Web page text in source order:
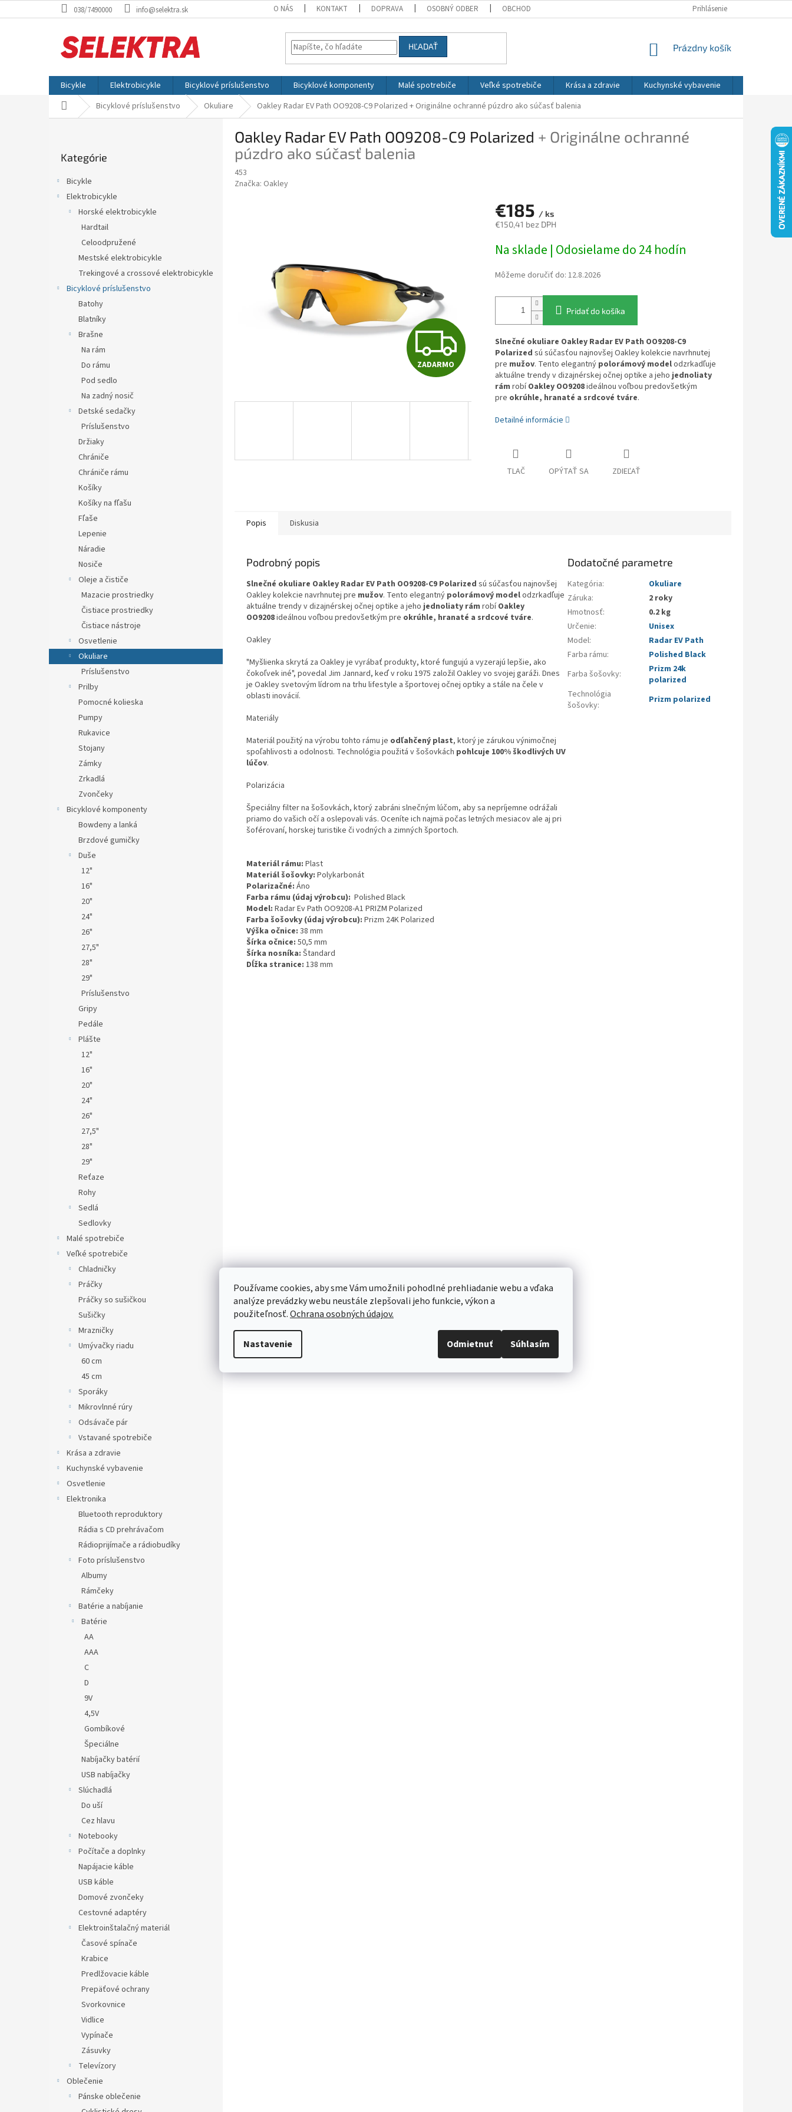
Používame cookies, aby sme Vám umožnili pohodlné prehliadanie webu a vďaka
analýze prevádzky webu neustále zlepšovali jeho funkcie, výkon a
použiteľnosť.Ochrana osobných údajov.
Nastavenie Odmietnuť Súhlasím
na
038/7490000 info@selektra.sk O NÁS KONTAKT DOPRAVA OSOBNÝ ODBER OBCHODNÉ PODMIENKY OCHRANA OSOBNÝCH ÚDAJOV REKLAMÁCIE
Prihlásenie
HĽADAŤ
NÁKUPNÝ
Prázdny košík
Bicykle Elektrobicykle Bicyklové príslušenstvo Bicyklové komponenty Malé spotrebiče Veľké spotrebiče Krása a zdravie Kuchynské vybavenie
DomovBicyklové príslušenstvo Okuliare Oakley Radar EV Path OO9208-C9 Polarized + Originálne ochranné púzdro ako súčasť balenia
kategórie
Kategórie
Bicykle
Elektrobicykle
Horské elektrobicykle
Hardtail
Celoodpružené
Mestské elektrobicykle
Trekingové a crossové elektrobicykle
Bicyklové príslušenstvo
Batohy
Blatníky
Brašne
Na rám
Do rámu
Pod sedlo
Na zadný nosič
Detské sedačky
Príslušenstvo
Držiaky
Chrániče
Chrániče rámu
Košíky
Košíky na fľašu
Fľaše
Lepenie
Náradie
Nosiče
Oleje a čističe
Mazacie prostriedky
Čistiace prostriedky
Čistiace nástroje
Osvetlenie
Okuliare
Príslušenstvo
Prilby
Pomocné kolieska
Pumpy
Rukavice
Stojany
Zámky
Zrkadlá
Zvončeky
Bicyklové komponenty
Bowdeny a lanká
Brzdové gumičky
Duše
12"
16"
20"
24"
26"
27,5"
28"
29"
Príslušenstvo
Gripy
Pedále
Plášte
12"
16"
20"
24"
26"
27,5"
28"
29"
Reťaze
Rohy
Sedlá
Sedlovky
Malé spotrebiče
Veľké spotrebiče
Chladničky
Práčky
Práčky so sušičkou
Sušičky
Mrazničky
Umývačky riadu
60 cm
45 cm
Sporáky
Mikrovlnné rúry
Odsávače pár
Vstavané spotrebiče
Krása a zdravie
Kuchynské vybavenie
Osvetlenie
Elektronika
Bluetooth reproduktory
Rádia s CD prehrávačom
Rádioprijímače a rádiobudíky
Foto príslušenstvo
Albumy
Rámčeky
Batérie a nabíjanie
Batérie
AA
AAA
C
D
9V
4,5V
Gombíkové
Špeciálne
Nabíjačky batérií
USB nabíjačky
Slúchadlá
Do uší
Cez hlavu
Notebooky
Počítače a doplnky
Napájacie káble
USB káble
Domové zvončeky
Cestovné adaptéry
Elektroinštalačný materiál
Časové spínače
Krabice
Predlžovacie káble
Prepäťové ochrany
Svorkovnice
Vidlice
Vypínače
Zásuvky
Televízory
Oblečenie
Pánske oblečenie
Oakley Radar EV Path OO9208-C9 Polarized + Originálne ochranné
púzdro ako súčasť balenia
453
Značka: Oakley
Z
A
A
O
ZADARMO
€185 / ks
€150,41 bez DPH
cena:
Na sklade | Odosielame do 24 hodín
Môžeme doručiť do: 12.8.2026
Pridať do košíka
Slnečné okuliare Oakley Radar EV Path OO9208-C9
Polarized sú súčasťou najnovšej Oakley kolekcie navrhnutej
pre mužov. Tento elegantný polorámový modelodzrkadľuje
aktuálne trendy v dizajnérskej očnej optike a jehojednoliaty
rám robíOakley OO9208ideálnou voľbou predovšetkým
pre okrúhle, hranaté a srdcové tváre.
Detailné informácie
TLAČ OPÝTAŤ SA ZDIEĽAŤ
Popis Diskusia
Podrobný popis
Slnečné okuliare Oakley Radar EV Path OO9208-C9 Polarized sú súčasťou najnovšej
Oakley kolekcie navrhnutej pre mužov. Tento elegantný polorámový modelodzrkadľuje
aktuálne trendy v dizajnérskej očnej optike a jehojednoliaty rám robíOakley
OO9208ideálnou voľbou predovšetkým pre okrúhle, hranaté a srdcové tváre.
Oakley
"Myšlienka skrytá za Oakley je vyrábať produkty, ktoré fungujú a vyzerajú lepšie, ako
čokoľvek iné", povedal Jim Jannard, keď v roku 1975 založil Oakley vo svojej garáži. Dnes
je Oakley svetovým lídrom na trhu lifestyle a športovej očnej optiky a stále na čele v
oblasti inovácií.
Materiály
Materiál použitý na výrobu tohto rámu je odľahčený plast, ktorý je zárukou výnimočnej
spoľahlivosti a odolnosti. Technológia použitá v šošovkách pohlcuje 100% škodlivých UV
lúčov.
Polarizácia
Špeciálny filter na šošovkách, ktorý zabráni slnečným lúčom, aby sa nepríjemne odrážali
priamo do vašich očí a oslepovali vás. Oceníte ich najmä počas letných mesiacov ale aj pri
šoférovaní, horskej turistike či vodných a zimných športoch.
Materiál rámu: Plast
Materiál šošovky: Polykarbonát
Polarizačné: Áno
Farba rámu (údaj výrobcu): Polished Black
Model: Radar Ev Path OO9208-A1 PRIZM Polarized
Farba šošovky (údaj výrobcu): Prizm 24K Polarized
Výška očnice: 38 mm
Šírka očnice: 50,5 mm
Šírka nosníka: Štandard
Dĺžka stranice: 138 mm
Dodatočné parametre
Kategória:
Okuliare
Záruka:
2 roky
Hmotnosť:
0.2 kg
Určenie:
Unisex
Model:
Radar EV Path
Farba rámu:
Polished Black
Farba šošovky:
Prizm 24k
polarized
Technológia
šošovky: Prizm polarized